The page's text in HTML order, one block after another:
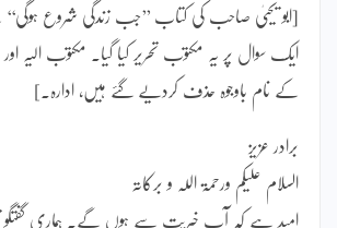
[ابو یحییٰ صاحب کی کتاب ’’جب زندگی شروع
ایک سوال پر یہ مکتوب تحریر کیا گیا۔ مکتوب الیہ
کے نام باوجوہ حذف کردیے گئے ہیں، ادارہ۔]
برادر عزیز
السلام علیکم ورحمۃ اللہ و برکاتہ
امید ہے کہ آپ خیریت سے ہوں گے۔ ہماری گفتگو